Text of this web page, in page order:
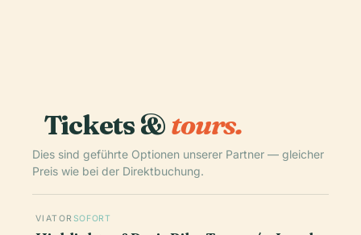
Tickets &tours.
Dies sind geführte Optionen unserer Partner — gleicher
Preis wie bei der Direktbuchung.
VIATOR SOFORT